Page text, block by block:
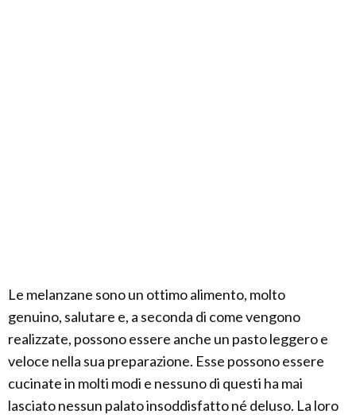
Le melanzane sono un ottimo alimento, molto
genuino, salutare e, a seconda di come vengono
realizzate, possono essere anche un pasto leggero e
veloce nella sua preparazione. Esse possono essere
cucinate in molti modi e nessuno di questi ha mai
lasciato nessun palato insoddisfatto né deluso. La loro